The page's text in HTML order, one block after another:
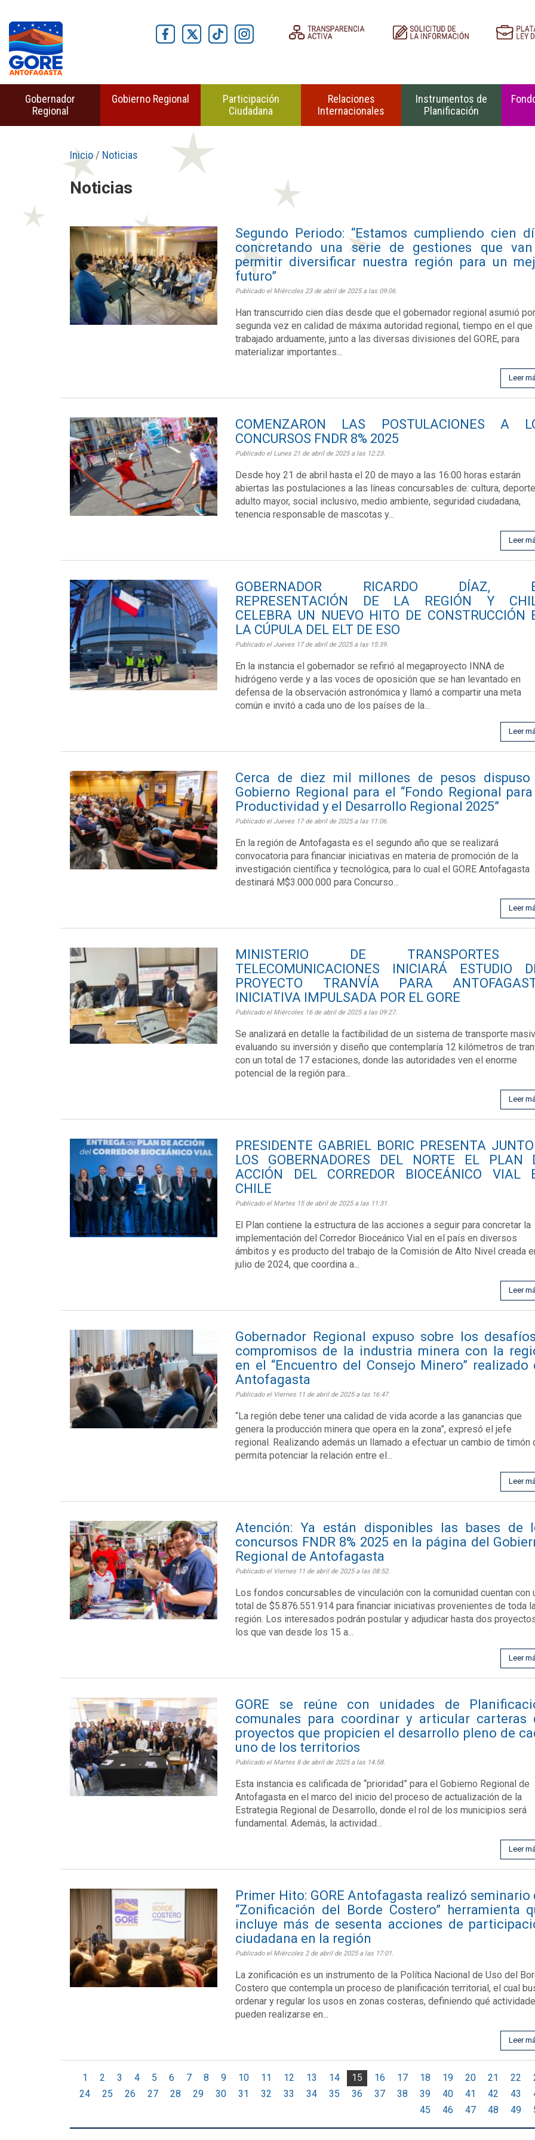
Gobernador
Regional
Gobierno Regional
Participación
Ciudadana
Relaciones
Internacionales
Instrumentos de
Planificación
Inicio/ Noticias
Noticias
Segundo Periodo: “Estamos cumpliendo cien
concretando una serie de gestiones que
permitir diversificar nuestra región para un
futuro”
Publicado el Miércoles 23 de abril de 2025 a las 09:06.
Han transcurrido cien días desde que el gobernador regional asumió por
segunda vez en calidad de máxima autoridad regional, tiempo en el que
trabajado arduamente, junto a las diversas divisiones del GORE, para
materializar importantes...
Leer
COMENZARON LAS POSTULACIONES A
CONCURSOS FNDR 8% 2025
Publicado el Lunes 21 de abril de 2025 a las 12:23.
Desde hoy 21 de abril hasta el 20 de mayo a las 16:00 horas estarán
abiertas las postulaciones a las líneas concursables de: cultura,
adulto mayor, social inclusivo, medio ambiente, seguridad ciudadana,
tenencia responsable de mascotas y...
Leer
GOBERNADOR RICARDO DÍAZ,
REPRESENTACIÓN DE LA REGIÓN Y
CELEBRA UN NUEVO HITO DE CONSTRUCCIÓN
LA CÚPULA DEL ELT DE ESO
Publicado el Jueves 17 de abril de 2025 a las 15:39.
En la instancia el gobernador se refirió al megaproyecto INNA de
hidrógeno verde y a las voces de oposición que se han levantado en
defensa de la observación astronómica y llamó a compartir una meta
común e invitó a cada uno de los países de la...
Leer
Cerca de diez mil millones de pesos dispuso
Gobierno Regional para el “Fondo Regional
Productividad y el Desarrollo Regional 2025”
Publicado el Jueves 17 de abril de 2025 a las 11:06.
En la región de Antofagasta es el segundo año que se realizará
convocatoria para financiar iniciativas en materia de promoción de la
investigación científica y tecnológica, para lo cual el GORE Antofagasta
destinará M$3.000.000 para Concurso...
Leer
MINISTERIO DE TRANSPORTES
TELECOMUNICACIONES INICIARÁ ESTUDIO
PROYECTO TRANVÍA PARA
INICIATIVA IMPULSADA POR EL GORE
Publicado el Miércoles 16 de abril de 2025 a las 09:27.
Se analizará en detalle la factibilidad de un sistema de transporte
evaluando su inversión y diseño que contemplaría 12 kilómetros de
con un total de 17 estaciones, donde las autoridades ven el enorme
potencial de la región para...
Leer
PRESIDENTE GABRIEL BORIC PRESENTA
LOS GOBERNADORES DEL NORTE EL PLAN
ACCIÓN DEL CORREDOR BIOCEÁNICO VIAL
CHILE
Publicado el Martes 15 de abril de 2025 a las 11:31.
El Plan contiene la estructura de las acciones a seguir para concretar la
implementación del Corredor Bioceánico Vial en el país en diversos
ámbitos y es producto del trabajo de la Comisión de Alto Nivel creada
julio de 2024, que coordina a...
Leer
Gobernador Regional expuso sobre los
compromisos de la industria minera con la
en el “Encuentro del Consejo Minero” realizado
Antofagasta
Publicado el Viernes 11 de abril de 2025 a las 16:47.
“La región debe tener una calidad de vida acorde a las ganancias que
genera la producción minera que opera en la zona”, expresó el jefe
regional. Realizando además un llamado a efectuar un cambio de timón
permita potenciar la relación entre el...
Leer
Atención: Ya están disponibles las bases de
concursos FNDR 8% 2025 en la página del
Regional de Antofagasta
Publicado el Viernes 11 de abril de 2025 a las 08:52.
Los fondos concursables de vinculación con la comunidad cuentan con
total de $5.876.551.914 para financiar iniciativas provenientes de toda
región. Los interesados podrán postular y adjudicar hasta dos
los que van desde los 15 a...
Leer
GORE se reúne con unidades de
comunales para coordinar y articular carteras
proyectos que propicien el desarrollo pleno de
uno de los territorios
Publicado el Martes 8 de abril de 2025 a las 14:58.
Esta instancia es calificada de “prioridad” para el Gobierno Regional de
Antofagasta en el marco del inicio del proceso de actualización de la
Estrategia Regional de Desarrollo, donde el rol de los municipios será
fundamental. Además, la actividad...
Leer
Primer Hito: GORE Antofagasta realizó seminario
“Zonificación del Borde Costero” herramienta
incluye más de sesenta acciones de
ciudadana en la región
Publicado el Miércoles 2 de abril de 2025 a las 17:01.
La zonificación es un instrumento de la Política Nacional de Uso del
Costero que contempla un proceso de planificación territorial, el cual
ordenar y regular los usos en zonas costeras, definiendo qué
pueden realizarse en...
Leer
1 2 3 4 5 6 7 8 9 10 11 12 13 14 15 16 17 18 19 20 21 22
24
25 26 27 28 29 30 31 32 33 34 35 36 37 38 39 40 41 42 43
45
46 47 48 49